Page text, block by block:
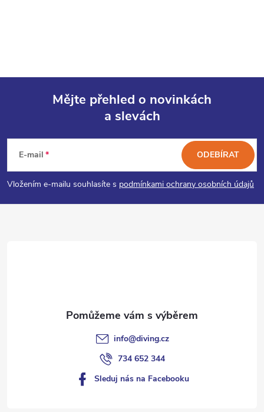
p
a
Mějte přehled o novinkách
a slevách
E-mail
Vložením e-mailu souhlasíte s podmínkami ochrany osobních údajů
ODEBÍRAT
info@diving.cz
734 652 344
Sleduj nás na Facebooku